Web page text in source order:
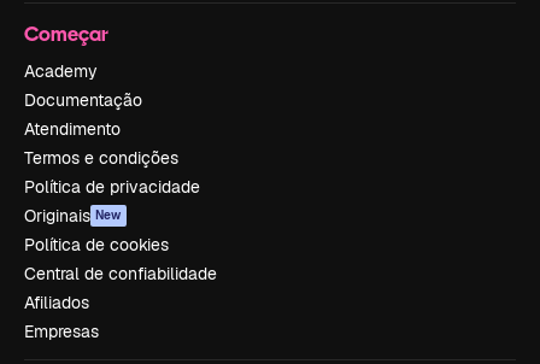
Começar
Academy
Documentação
Atendimento
Termos e condições
Política de privacidade
Originais New
Política de cookies
Central de confiabilidade
Afiliados
Empresas